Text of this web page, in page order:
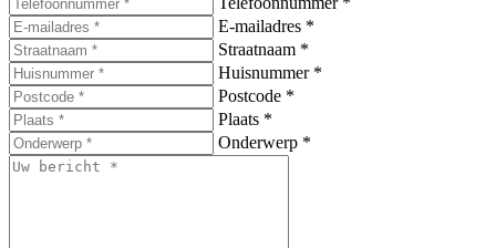
E-mailadres *
Straatnaam *
Huisnummer *
Postcode *
Plaats *
Onderwerp *